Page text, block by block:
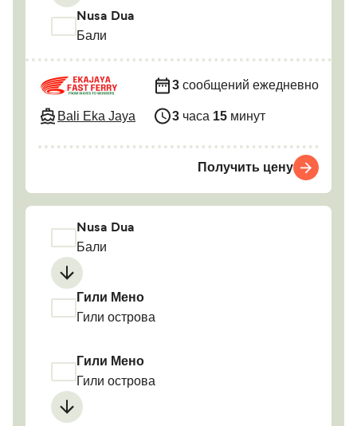
Nusa Dua
Бали
Bali Eka Jaya
3 сообщений ежедневно
3 часа 15 минут
Получить цену
Nusa Dua
Бали
Гили Мено
Гили острова
Гили Мено
Гили острова